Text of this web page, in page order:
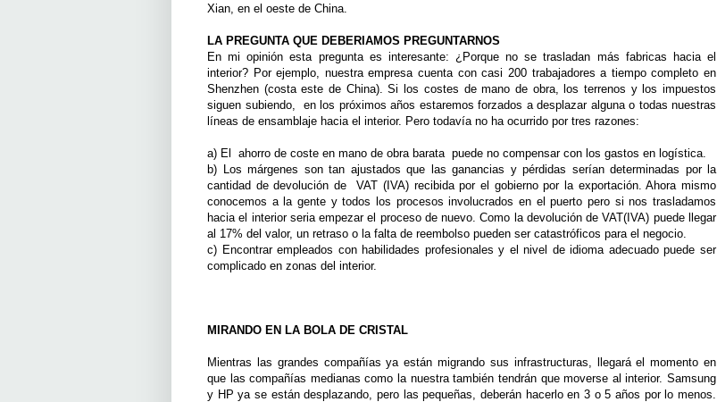
Xian, en el oeste de China.
LA PREGUNTA QUE DEBERIAMOS PREGUNTARNOS
En mi opinión esta pregunta es interesante: ¿Porque no se trasladan más fabricas hacia el
interior? Por ejemplo, nuestra empresa cuenta con casi 200 trabajadores a tiempo completo en
Shenzhen (costa este de China). Si los costes de mano de obra, los terrenos y los impuestos
siguen subiendo, en los próximos años estaremos forzados a desplazar alguna o todas nuestras
líneas de ensamblaje hacia el interior. Pero todavía no ha ocurrido por tres razones:
a) El ahorro de coste en mano de obra barata puede no compensar con los gastos en logística.
b) Los márgenes son tan ajustados que las ganancias y pérdidas serían determinadas por la
cantidad de devolución de VAT (IVA) recibida por el gobierno por la exportación. Ahora mismo
conocemos a la gente y todos los procesos involucrados en el puerto pero si nos trasladamos
hacia el interior seria empezar el proceso de nuevo. Como la devolución de VAT(IVA) puede llegar
al 17% del valor, un retraso o la falta de reembolso pueden ser catastróficos para el negocio.
c) Encontrar empleados con habilidades profesionales y el nivel de idioma adecuado puede ser
complicado en zonas del interior.
MIRANDO EN LA BOLA DE CRISTAL
Mientras las grandes compañías ya están migrando sus infrastructuras, llegará el momento en
que las compañías medianas como la nuestra también tendrán que moverse al interior. Samsung
y HP ya se están desplazando, pero las pequeñas, deberán hacerlo en 3 o 5 años por lo menos.